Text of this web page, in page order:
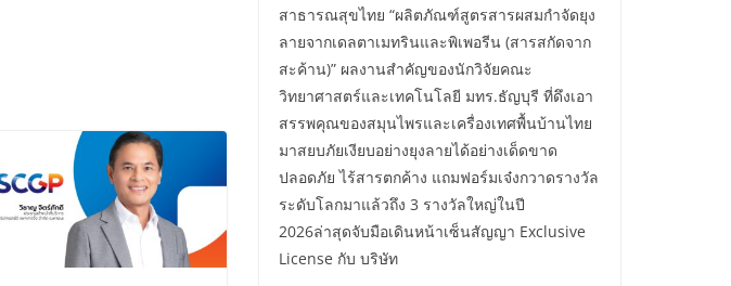
สาธารณสุขไทย “ผลิตภัณฑ์สูตรสารผสมกำจัดยุง
ลายจากเดลตาเมทรินและพิเพอรีน (สารสกัดจาก
สะค้าน)” ผลงานสำคัญของนักวิจัยคณะ
วิทยาศาสตร์และเทคโนโลยี มทร.ธัญบุรี ที่ดึงเอา
สรรพคุณของสมุนไพรและเครื่องเทศพื้นบ้านไทย
มาสยบภัยเงียบอย่างยุงลายได้อย่างเด็ดขาด
ปลอดภัย ไร้สารตกค้าง แถมฟอร์มเจ๋งกวาดรางวัล
ระดับโลกมาแล้วถึง 3 รางวัลใหญ่ในปี
2026ล่าสุดจับมือเดินหน้าเซ็นสัญญา Exclusive
License กับ บริษัท